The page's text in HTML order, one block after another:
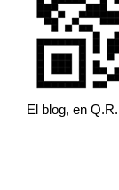
El blog, en Q.R.